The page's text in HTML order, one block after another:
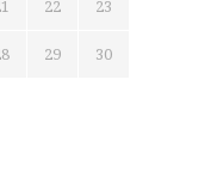
22 23
29 30